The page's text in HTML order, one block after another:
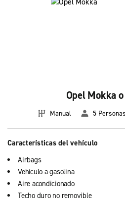
Opel Mokka
Manual 5 Personas
Características del vehículo
Airbags
Vehículo a gasolina
Aire acondicionado
Techo duro no removible